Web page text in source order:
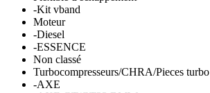
-Kit vband
Moteur
-Diesel
-ESSENCE
Non classé
Turbocompresseurs/CHRA/Pieces turbo
-AXE